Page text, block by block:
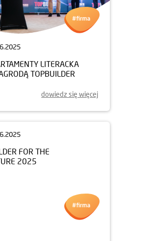
LITERACKA
TOPBUILDER
dowiedz się więcej